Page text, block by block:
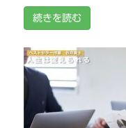
続きを読む